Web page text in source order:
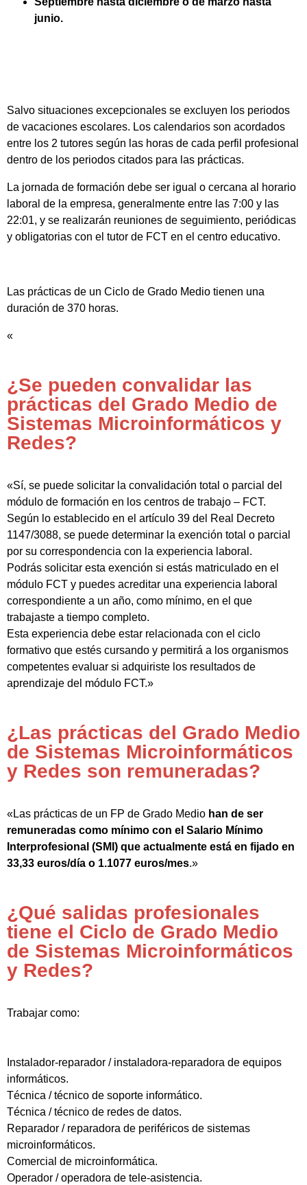
junio.
Salvo situaciones excepcionales se excluyen los periodos
de vacaciones escolares. Los calendarios son acordados
entre los 2 tutores según las horas de cada perfil profesional
dentro de los periodos citados para las prácticas.
La jornada de formación debe ser igual o cercana al horario
laboral de la empresa, generalmente entre las 7:00 y las
22:01, y se realizarán reuniones de seguimiento, periódicas
y obligatorias con el tutor de FCT en el centro educativo.
Las prácticas de un Ciclo de Grado Medio tienen una
duración de 370 horas.
«
¿Se pueden convalidar las
prácticas del Grado Medio de
Sistemas Microinformáticos y
Redes?
«Sí, se puede solicitar la convalidación total o parcial del
módulo de formación en los centros de trabajo – FCT.
Según lo establecido en el artículo 39 del Real Decreto
1147/3088, se puede determinar la exención total o parcial
por su correspondencia con la experiencia laboral.
Podrás solicitar esta exención si estás matriculado en el
módulo FCT y puedes acreditar una experiencia laboral
correspondiente a un año, como mínimo, en el que
trabajaste a tiempo completo.
Esta experiencia debe estar relacionada con el ciclo
formativo que estés cursando y permitirá a los organismos
competentes evaluar si adquiriste los resultados de
aprendizaje del módulo FCT.»
¿Las prácticas del Grado Medio
de Sistemas Microinformáticos
y Redes son remuneradas?
«Las prácticas de un FP de Grado Medio han de ser
remuneradas como mínimo con el Salario Mínimo
Interprofesional (SMI) que actualmente está en fijado en
33,33 euros/día o 1.1077 euros/mes.»
¿Qué salidas profesionales
tiene el Ciclo de Grado Medio
de Sistemas Microinformáticos
y Redes?
Trabajar como:
Instalador-reparador / instaladora-reparadora de equipos
informáticos.
Técnica / técnico de soporte informático.
Técnica / técnico de redes de datos.
Reparador / reparadora de periféricos de sistemas
microinformáticos.
Comercial de microinformática.
Operador / operadora de tele-asistencia.